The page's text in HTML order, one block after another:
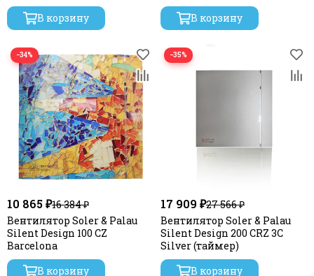
В корзину
В корзину
−34%
10 865 ₽16 384 ₽
Вентилятор Soler & Palau
Silent Design 100 CZ
Barcelona
В корзину
−35%
17 909 ₽27 566 ₽
Вентилятор Soler & Palau
Silent Design 200 CRZ 3C
Silver (таймер)
В корзину